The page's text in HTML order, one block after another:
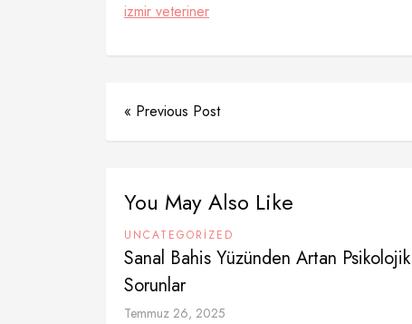
izmir veteriner
« Previous Post
You May Also Like
UNCATEGORIZED
Sanal Bahis Yüzünden Artan Psikolojik
Sorunlar
Temmuz 26, 2025